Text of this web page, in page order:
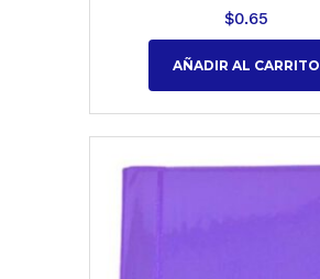
$0.65
AÑADIR AL CARRITO